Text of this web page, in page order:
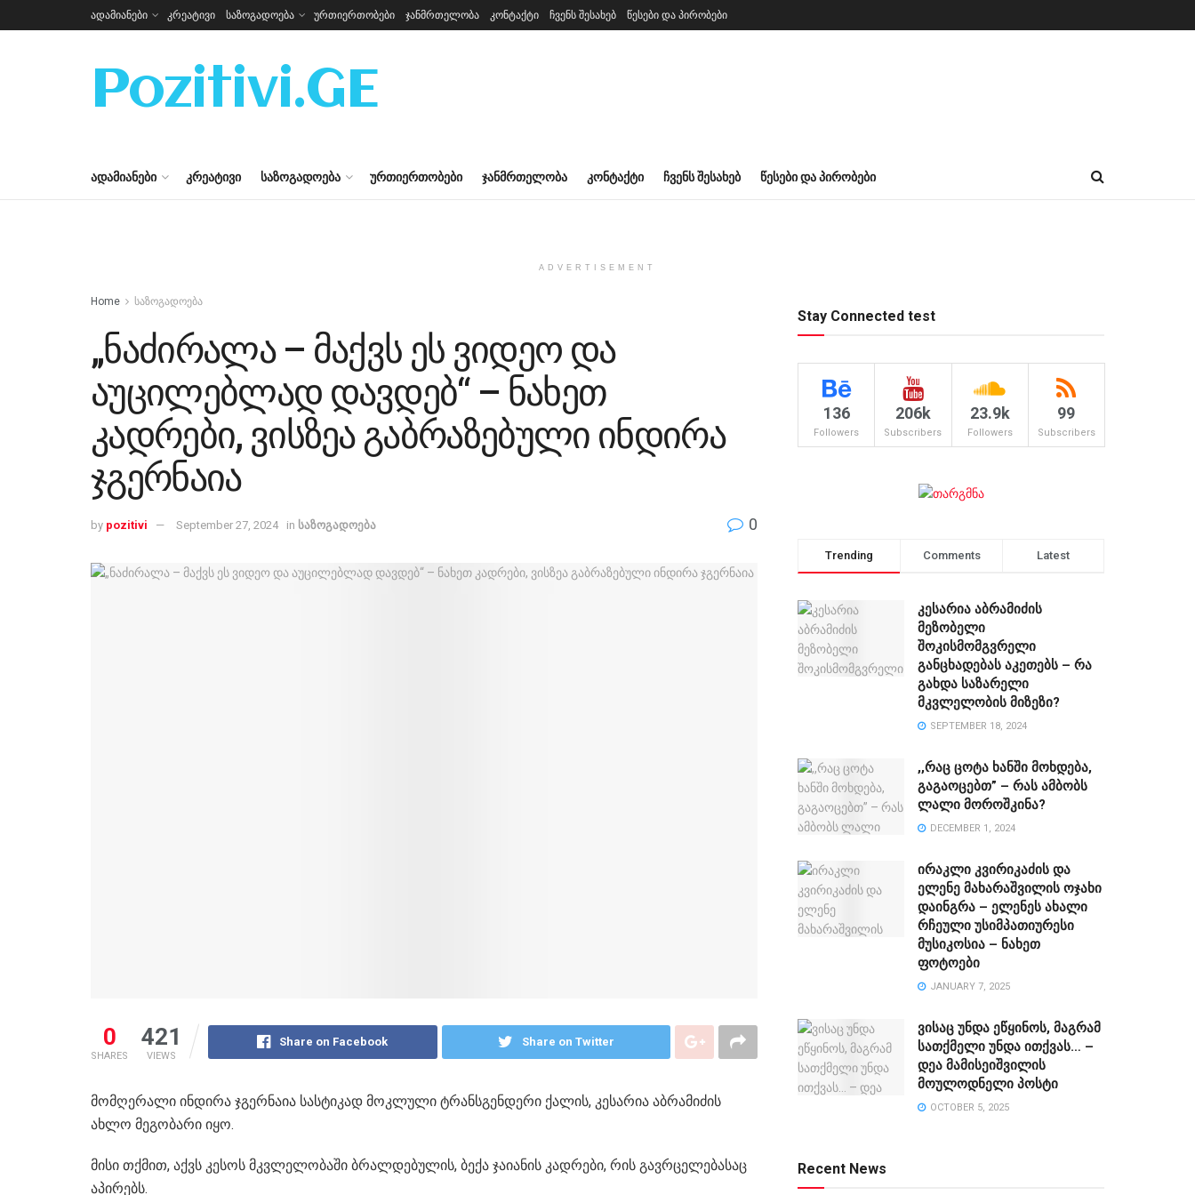
ადამიანები კრეატივი საზოგადოება ურთიერთობები ჯანმრთელობა კონტაქტი ჩვენს შესახებ წესები და პირობები
Pozitivi.GE
ᲐᲓᲐᲛᲘᲐᲜᲔᲑᲘ ᲙᲠᲔᲐᲢᲘᲕᲘ ᲡᲐᲖᲝᲒᲐᲓᲝᲔᲑᲐ ᲣᲠᲗᲘᲔᲠᲗᲝᲑᲔᲑᲘ ᲯᲐᲜᲛᲠᲗᲔᲚᲝᲑᲐ ᲙᲝᲜᲢᲐᲥᲢᲘ ᲩᲕᲔᲜᲡ ᲨᲔᲡᲐᲮᲔᲑ ᲬᲔᲡᲔᲑᲘ ᲓᲐ ᲞᲘᲠᲝᲑᲔᲑᲘ
ADVERTISEMENT
Home საზოგადოება
„ნაძირალა – მაქვს ეს ვიდეო და
აუცილებლად დავდებ“ – ნახეთ
კადრები, ვისზეა გაბრაზებული ინდირა
ჯგერნაია
by pozitivi September 27, 2024 in საზოგადოება 0
0
SHARES
421
VIEWS
Share on Facebook Share on Twitter
მომღერალი ინდირა ჯგერნაია სასტიკად მოკლული ტრანსგენდერი ქალის, კესარია აბრამიძის
ახლო მეგობარი იყო.
მისი თქმით, აქვს კესოს მკვლელობაში ბრალდებულის, ბექა ჯაიანის კადრები, რის გავრცელებასაც
აპირებს.
Stay Connected test
136
Followers
206k
Subscribers
23.9k
Followers
99
Subscribers
Trending Comments Latest
კესარია აბრამიძის
მეზობელი
შოკისმომგვრელი
განცხადებას აკეთებს – რა
გახდა საზარელი
მკვლელობის მიზეზი?
SEPTEMBER 18, 2024
,,რაც ცოტა ხანში მოხდება,
გაგაოცებთ” – რას ამბობს
ლალი მოროშკინა?
DECEMBER 1, 2024
ირაკლი კვირიკაძის და
ელენე მახარაშვილის ოჯახი
დაინგრა – ელენეს ახალი
რჩეული უსიმპათიურესი
მუსიკოსია – ნახეთ
ფოტოები
JANUARY 7, 2025
ვისაც უნდა ეწყინოს, მაგრამ
სათქმელი უნდა ითქვას… –
დეა მამისეიშვილის
მოულოდნელი პოსტი
OCTOBER 5, 2025
Recent News